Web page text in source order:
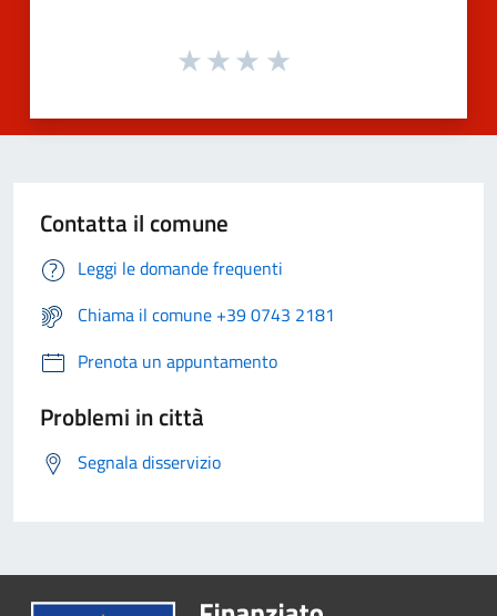
Contatta il comune
Leggi le domande frequenti
Chiama il comune +39 0743 2181
Prenota un appuntamento
Problemi in città
Segnala disservizio